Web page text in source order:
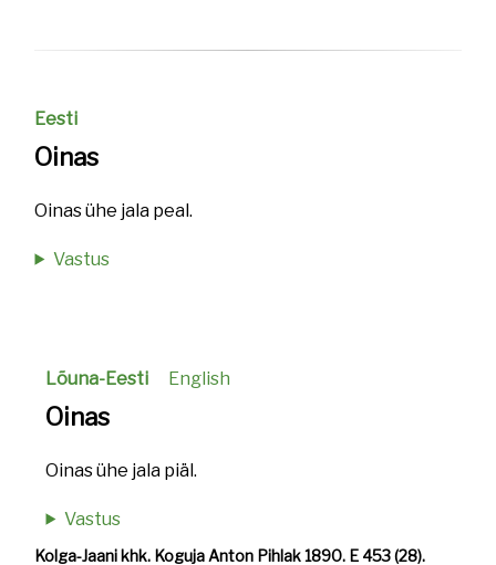
Eesti
Oinas
Oinas ühe jala peal.
Vastus
Lõuna-Eesti English
Oinas
Oinas ühe jala piäl.
Vastus
Kolga-Jaani khk. Koguja Anton Pihlak 1890. E 453 (28).